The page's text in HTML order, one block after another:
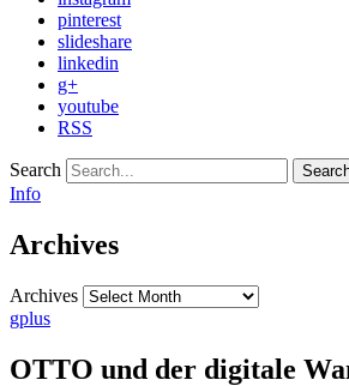
pinterest
slideshare
linkedin
g+
youtube
RSS
Search
Info
Archives
Archives
gplus
OTTO und der digitale